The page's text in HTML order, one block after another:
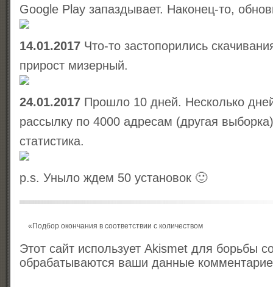
Google Play запаздывает. Наконец-то,
14.01.2017 Что-то застопорились
прирост мизерный.
24.01.2017 Прошло 10 дней. Несколько
рассылку по 4000 адресам (другая
статистика.
p.s. Уныло ждем 50 установок 🙂
«Подбор окончания в соответствии с количеством
Этот сайт использует Akismet для борьбы
обрабатываются ваши данные